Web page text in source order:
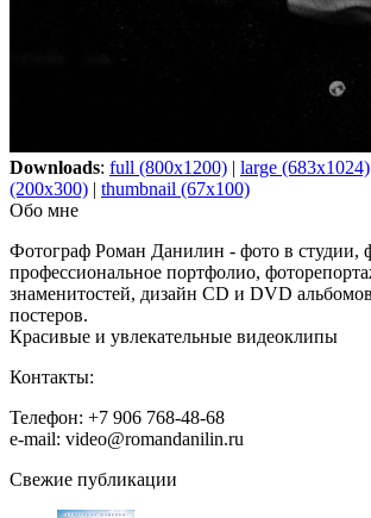
Downloads: full (800x1200) | large (683x1024)
(200x300) | thumbnail (67x100)
Обо мне
Фотограф Роман Данилин - фото в студии,
профессиональное портфолио,
знаменитостей, дизайн CD и DVD
постеров.
Красивые и увлекательные видеоклипы
Контакты:
Телефон: +7 906 768-48-68
e-mail: video@romandanilin.ru
Свежие публикации